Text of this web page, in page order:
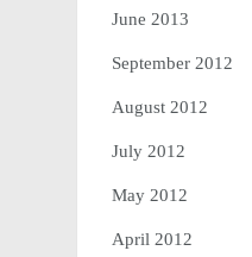
June 2013
September 2012
August 2012
July 2012
May 2012
April 2012